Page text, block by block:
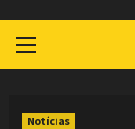
Menu
Notícias